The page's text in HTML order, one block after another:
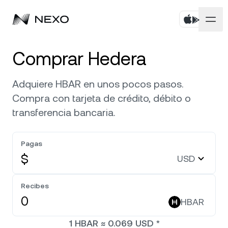
Compra activos
Flexible Savings
Dual Investment
Exchange
Credit Line
Zero-interest Credit
Cuentas corporativas
Corretaje Prime
White Label
Payment Gateway
Mercados
El mercado subió un
Bitcoin BTC 0,14 %
0,44 %
Empresa
Conoce Nexo
Seguridad
Asociaciones
Comprar Hedera
Adquiere HBAR en unos pocos pasos.
Compra con tarjeta de crédito, débito o
transferencia bancaria.
Pagas
$ USD
Recibes
HBAR
1 HBAR ≈ 0.069 USD *